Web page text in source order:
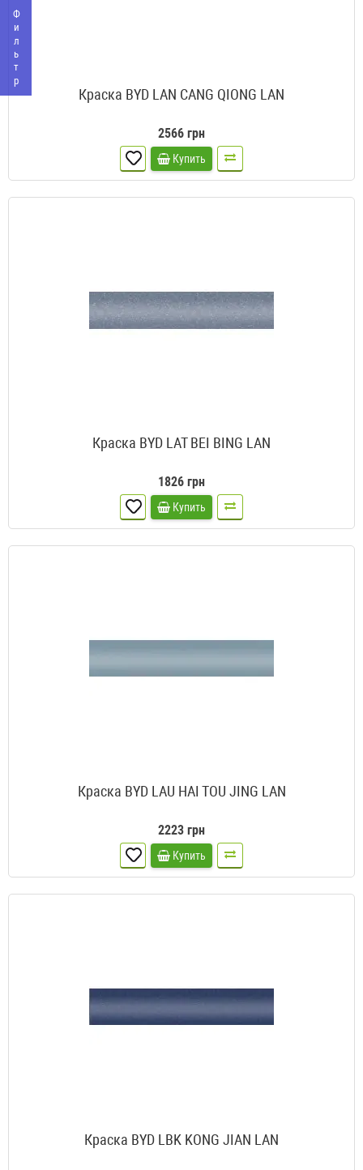
Фильтр
Краска BYD LAN CANG QIONG LAN
2566 грн
Купить
Краска BYD LAT BEI BING LAN
1826 грн
Купить
Краска BYD LAU HAI TOU JING LAN
2223 грн
Купить
Краска BYD LBK KONG JIAN LAN